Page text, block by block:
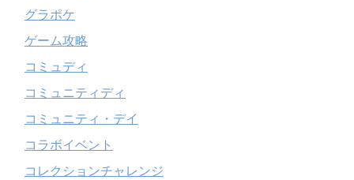
グラポケ
ゲーム攻略
コミュディ
コミュニティディ
コミュニティ・デイ
コラボイベント
コレクションチャレンジ